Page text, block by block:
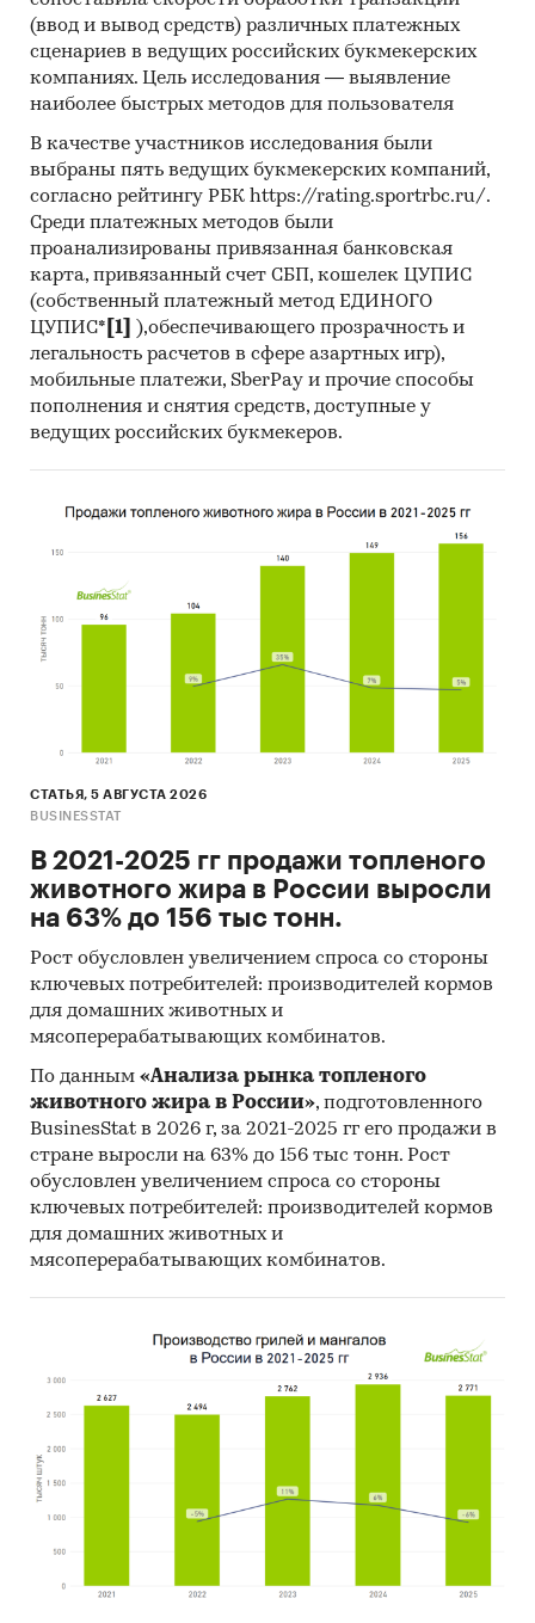
проведения Desk Research (кабинетное
исследование). В общем виде целью
кабинетного исследования является
проанализировать ситуацию на рынке
металлической мебели для общепита и
получить (рассчитать) показатели,
характеризующие его состояние в настоящее
время и в будущем.
Источники получения информации
Базы данных Федеральной Таможенной
службы РФ, ФСГС РФ (Росстат).
Материалы DataMonitor, EuroMonitor,
Eurostat.
аналитические обзоры.
Ресурсы сети Интернет в России и мире.
Экспертные опросы.
Материалы участников отечественного и
Материалы отраслевых учреждений и базы
данных.
Материалы и базы данных статистики ООН
(United Nations Statistics Division:
Commodity Trade Statistics, Industrial
Commodity Statistics, Food and Agriculture
Organization и др.).
Материалы Международного Валютного
Материалы Всемирного банка (World Bank).
Материалы ВТО (World Trade Organization).
Материалы Организации экономического
сотрудничества и развития (Organization for
Economic Cooperation and Development).
Результаты исследований DISCOVERY
Research Group.
Процедура контент-анализа документов не
предполагает расчета объема выборочной
(ввод и вывод средств) различных платежных
сценариев в ведущих российских букмекерских
компаниях. Цель исследования — выявление
наиболее быстрых методов для пользователя
В качестве участников исследования были
выбраны пять ведущих букмекерских компаний,
согласно рейтингу РБК https://rating.sportrbc.ru/.
Среди платежных методов были
проанализированы привязанная банковская
карта, привязанный счет СБП, кошелек ЦУПИС
(собственный платежный метод ЕДИНОГО
ЦУПИС* [1]
),обеспечивающего прозрачность и
легальность расчетов в сфере азартных игр),
мобильные платежи, SberPay и прочие способы
пополнения и снятия средств, доступные у
ведущих российских букмекеров.
СТАТЬЯ, 5 АВГУСТА 2026
BUSINESSTAT
В 2021-2025 гг продажи топленого
животного жира в России выросли
на 63% до 156 тыс тонн.
Рост обусловлен увеличением спроса со стороны
ключевых потребителей: производителей кормов
для домашних животных и
мясоперерабатывающих комбинатов.
По данным «Анализа рынка топленого
животного жира в России», подготовленного
BusinesStat в 2026 г, за 2021-2025 гг его продажи в
стране выросли на 63% до 156 тыс тонн. Рост
обусловлен увеличением спроса со стороны
ключевых потребителей: производителей кормов
для домашних животных и
мясоперерабатывающих комбинатов.